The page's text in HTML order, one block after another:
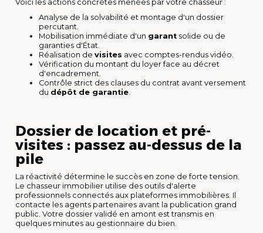
Voici les actions concrètes menées par votre chasseur :
Analyse de la solvabilité et montage d'un dossier
percutant.
Mobilisation immédiate d'un garant solide ou de
garanties d'État.
Réalisation de visites avec comptes-rendus vidéo.
Vérification du montant du loyer face au décret
d'encadrement.
Contrôle strict des clauses du contrat avant versement
du dépôt de garantie
Dossier de location et pré-
visites : passez au-dessus de la
pile
La réactivité détermine le succès en zone de forte tension.
Le chasseur immobilier utilise des outils d'alerte
professionnels connectés aux plateformes immobilières. Il
contacte les agents partenaires avant la publication grand
public. Votre dossier validé en amont est transmis en
quelques minutes au gestionnaire du bien.